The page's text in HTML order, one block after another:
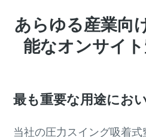
あらゆる産業向
能なオンサイ
最も重要な用途にお
当社の圧力スイング吸着